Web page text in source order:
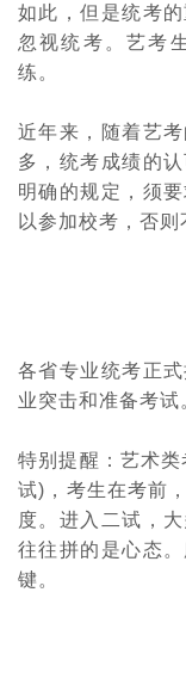
如此，但是统考
忽视统考。艺考
练。
近年来，随着艺
多，统考成绩的
明确的规定，须
以参加校考，否则
各省专业统考正
业突击和准备考试
特别提醒：艺术
试) ，考生在考前
度。进入二试，
往往拼的是心态
键。